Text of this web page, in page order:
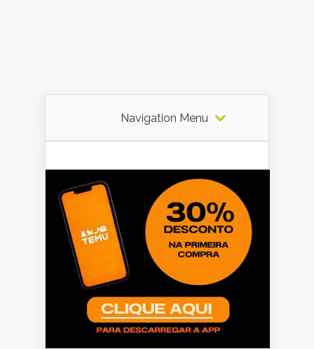
Navigation Menu